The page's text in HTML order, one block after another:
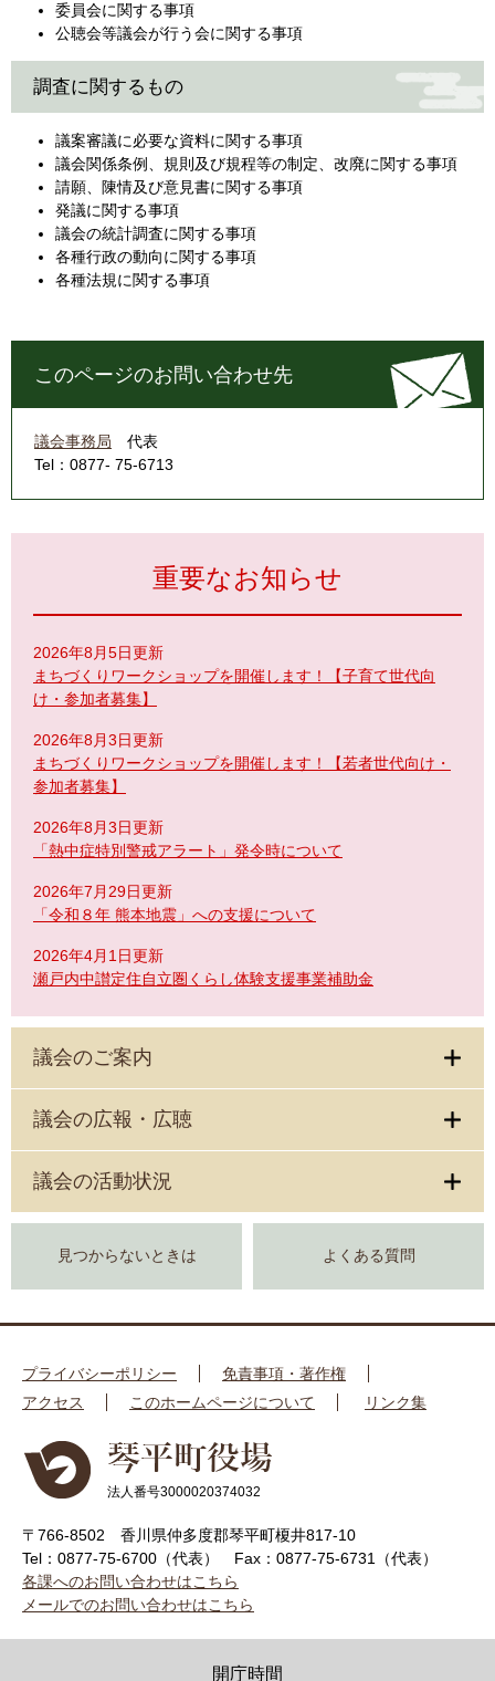
委員会に関する事項
公聴会等議会が行う会に関する事項
調査に関するもの
議案審議に必要な資料に関する事項
議会関係条例、規則及び規程等の制定、改廃に関する事項
請願、陳情及び意見書に関する事項
発議に関する事項
議会の統計調査に関する事項
各種行政の動向に関する事項
各種法規に関する事項
このページのお問い合わせ先
議会事務局
代表
Tel：0877- 75-6713
重要なお知らせ
2026年8月5日更新
まちづくりワークショップを開催します！【子育て世代向
け・参加者募集】
2026年8月3日更新
まちづくりワークショップを開催します！【若者世代向け・
参加者募集】
2026年8月3日更新
「熱中症特別警戒アラート」発令時について
2026年7月29日更新
「令和８年 熊本地震」への支援について
2026年4月1日更新
瀬戸内中讃定住自立圏くらし体験支援事業補助金
議会のご案内
議会の広報・広聴
議会の活動状況
見つからないときは よくある質問
プライバシーポリシー
免責事項・著作権
アクセス
このホームページについて リンク集
法人番号3000020374032
〒766-8502 香川県仲多度郡琴平町榎井817-10
Tel：0877-75-6700（代表）
Fax：0877-75-6731（代表）
各課へのお問い合わせはこちら
メールでのお問い合わせはこちら
開庁時間